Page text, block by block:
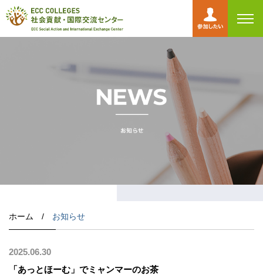
ホーム / お知らせ
2025.06.30
「あっとほーむ」でミャンマーのお茶